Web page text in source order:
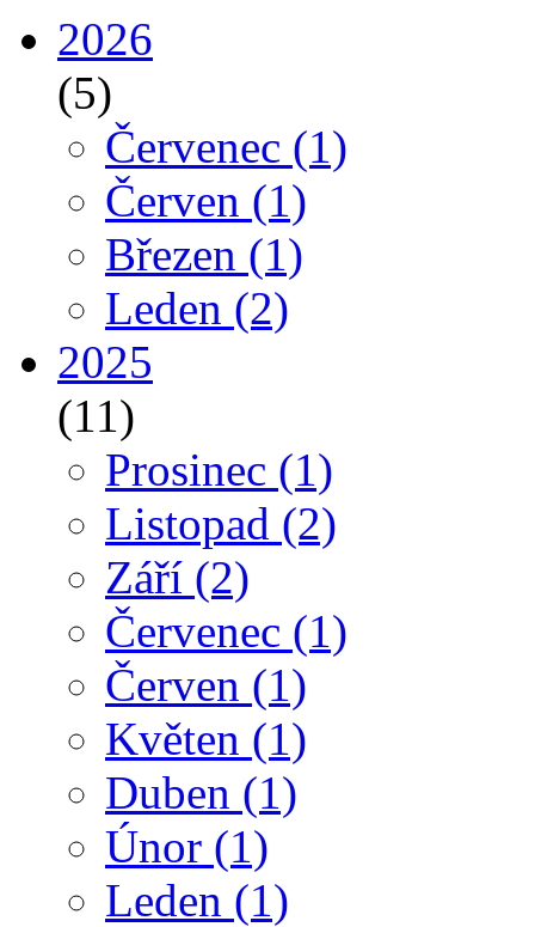
2026
(5)
Červenec (1)
Červen (1)
Březen (1)
Leden (2)
2025
(11)
Prosinec (1)
Listopad (2)
Září (2)
Červenec (1)
Červen (1)
Květen (1)
Duben (1)
Únor (1)
Leden (1)